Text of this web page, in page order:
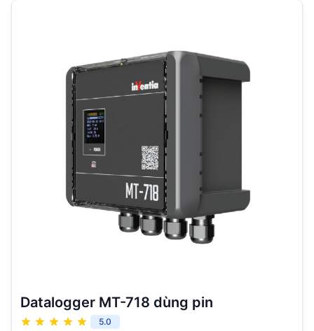
Datalogger MT-718 dùng pin
5.0